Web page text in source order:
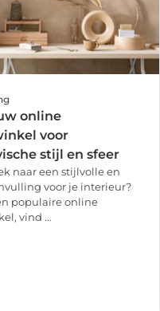
online
voor
stijl en sfeer
naar een stijlvolle en
voor je interieur?
populaire online
vind ...